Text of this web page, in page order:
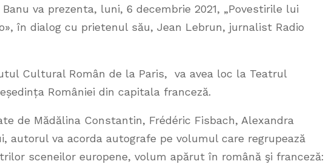
va prezenta, luni, 6 decembrie 2021, „Povestirile lui
în dialog cu prietenul său, Jean Lebrun, jurnalist Radio
Cultural Român de la Paris, va avea loc la Teatrul
României din capitala franceză.
de Mădălina Constantin, Frédéric Fisbach, Alexandra
autorul va acorda autografe pe volumul care regrupează
sceneilor europene, volum apărut în română şi franceză: